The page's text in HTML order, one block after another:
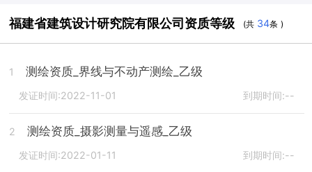
福建省建筑设计研究院有限公司资质等级 (共 34条 )
1 测绘资质_界线与不动产测绘_乙级
发证时间:2022-11-01 到期时间:--
2 测绘资质_摄影测量与遥感_乙级
发证时间:2022-01-11 到期时间:--